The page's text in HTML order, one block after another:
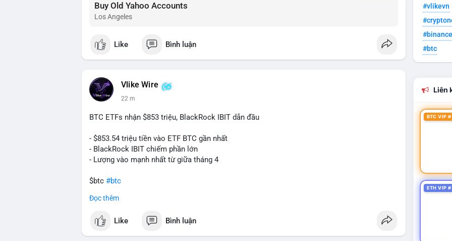
Buy Old Yahoo Accounts
Los Angeles
Like Bình luận
Vlike Wire
22 m
BTC ETFs nhận $853 triệu, BlackRock IBIT dẫn đầu
- $853.54 triệu tiền vào ETF BTC gần nhất
- BlackRock IBIT chiếm phần lớn
- Lượng vào mạnh nhất từ giữa tháng 4
$btc #btc
#vlikevn
📰 Nguồn: CoinDesk
Đọc thêm
Like Bình luận
#vlikevn
#btc
Liên
BTC VIP
ETH VIP